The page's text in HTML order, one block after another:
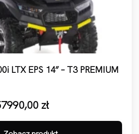
LTX EPS 14” – T3 PREMIUM
wynosiła: 67990,00 zł.
zł
57990,00 zł.